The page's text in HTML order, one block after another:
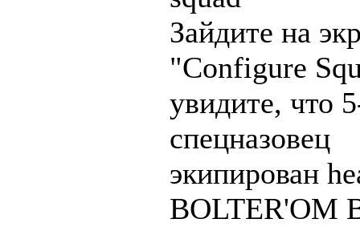
Зайдите на
"Configure
увидите, что
спецназовец
экипирован
BOLTER'ОМ